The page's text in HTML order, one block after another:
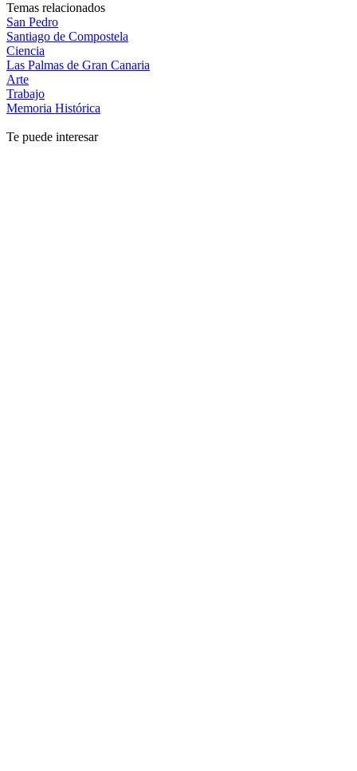
Temas relacionados
San Pedro
Santiago de Compostela
Ciencia
Las Palmas de Gran Canaria
Arte
Trabajo
Memoria Histórica
Te puede interesar